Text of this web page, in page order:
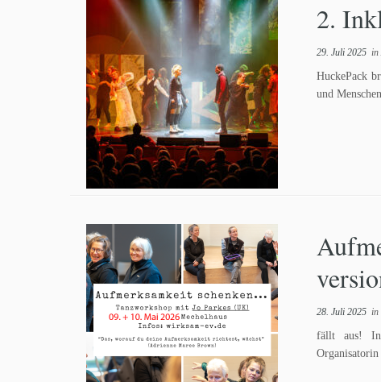
2.
29. Juli 2025 in
HuckePack
und
28. Juli 2025 in
fällt aus! In